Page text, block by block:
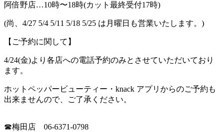
阿倍野店…10時〜18時(カット最終受付17時)
(尚、 4/27 5/4 5/11 5/18 5/25 は月曜日も営業いたします。)
【ご予約に関して】
4/24(金)より各店への電話予約のみと させていただいており
ます。
ホットペッパービューティー・ knack アプリからのご予約も
出来ませんので、ご了承ください。
☎︎梅田店 06-6371-0798